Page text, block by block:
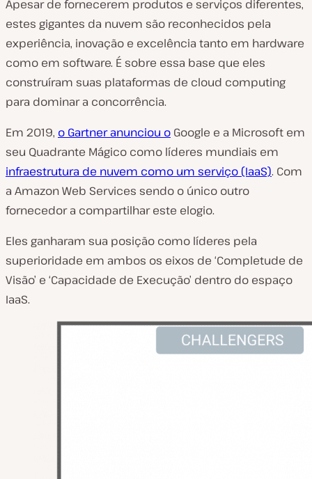
Apesar de fornecerem produtos e serviços diferentes,
estes gigantes da nuvem são reconhecidos pela
experiência, inovação e excelência tanto em hardware
como em software. É sobre essa base que eles
construíram suas plataformas de cloud computing
para dominar a concorrência.
Em 2019, o Gartner anunciou o Google e a Microsoft em
seu Quadrante Mágico como líderes mundiais em
infraestrutura de nuvem como um serviço (IaaS). Com
a Amazon Web Services sendo o único outro
fornecedor a compartilhar este elogio.
Eles ganharam sua posição como líderes pela
superioridade em ambos os eixos de ‘Completude de
Visão’ e ‘Capacidade de Execução’ dentro do espaço
IaaS.